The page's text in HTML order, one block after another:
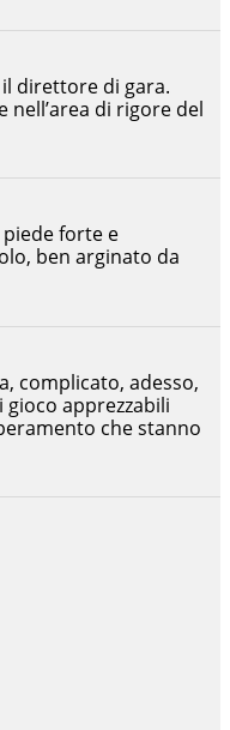
complicato, adesso,
apprezzabili
che stanno
forte e
ben arginato da
il direttore di gara.
di rigore del